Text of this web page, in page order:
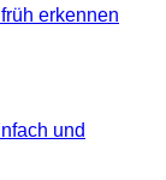
erkennen
und